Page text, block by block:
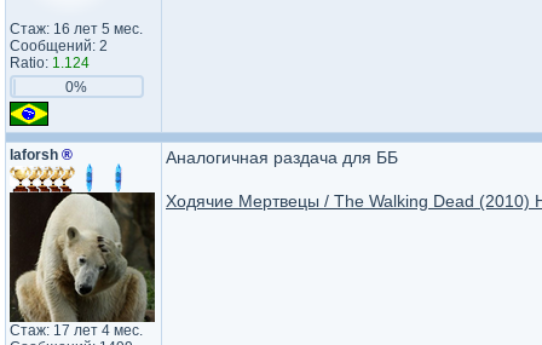
Стаж: 16 лет 5 мес.
Сообщений: 2
Ratio: 1.124
0%
laforsh ®
Стаж: 17 лет 4 мес.
Аналогичная раздача для ББ
Ходячие Mертвецы / The Walking Dead (2010)